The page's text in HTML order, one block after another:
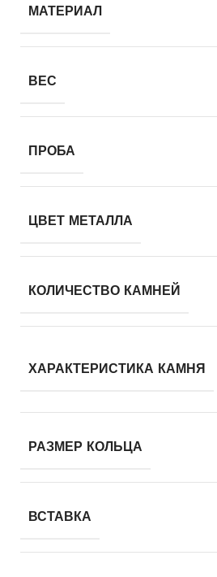
МАТЕРИАЛ
ВЕС
ПРОБА
ЦВЕТ МЕТАЛЛА
КОЛИЧЕСТВО КАМНЕЙ
ХАРАКТЕРИСТИКА КАМНЯ
РАЗМЕР КОЛЬЦА
ВСТАВКА